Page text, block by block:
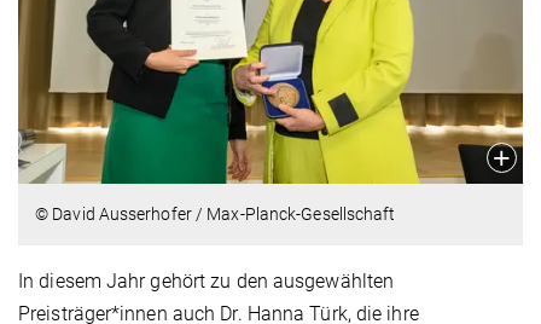
© David Ausserhofer / Max-Planck-Gesellschaft
In diesem Jahr gehört zu den ausgewählten
Preisträger*innen auch Dr. Hanna Türk, die ihre